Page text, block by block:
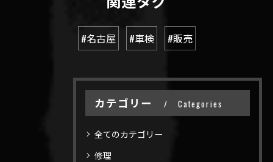
#名古屋 #車検 #販売
カテゴリー Categories
全てのカテゴリー
修理